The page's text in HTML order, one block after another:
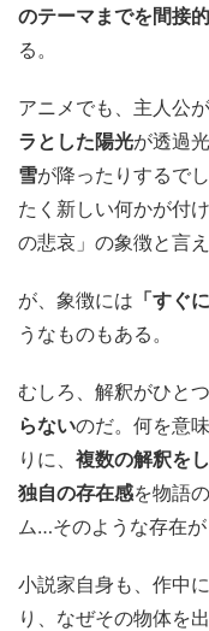
のテーマまでを間接
る。
アニメでも、主人公
ラとした陽光が透過
雪が降ったりするで
たく新しい何かが付
の悲哀」の象徴と言え
が、象徴には 「すぐ
うなものもある。
むしろ、解釈がひと
らないのだ。何を意
りに、 複数の解釈を
独自の存在感を物語
ム…そのような存在が
小説家自身も、作中
り、なぜその物体を